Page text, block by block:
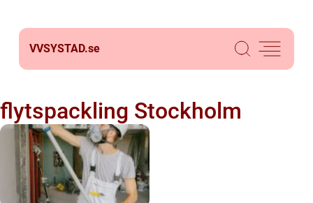
VVSYSTAD.se
flytspackling Stockholm